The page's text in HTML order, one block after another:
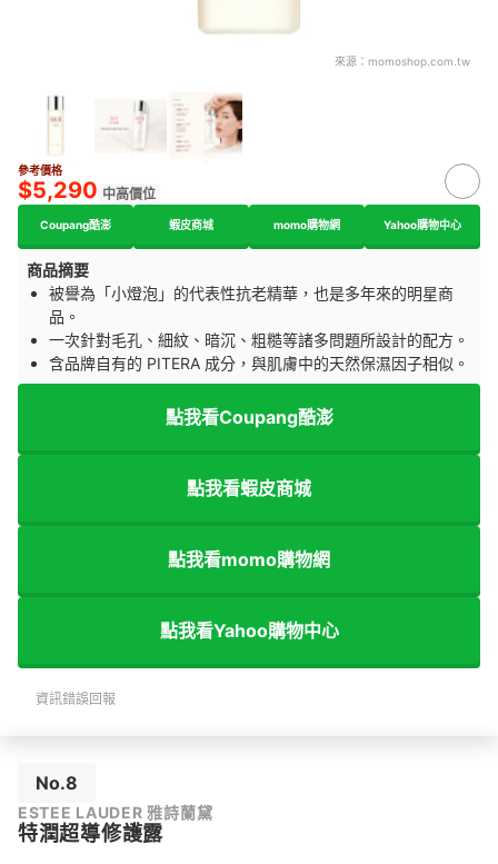
來源： momoshop.com.tw
參考價格
$5,290 中高價位
Coupang酷澎 蝦皮商城 momo購物網 Yahoo購物中心
商品摘要
被譽為「小燈泡」的代表性抗老精華，也是多年來的明星商
品。
一次針對毛孔、細紋、暗沉、粗糙等諸多問題所設計的配方。
含品牌自有的 PITERA 成分，與肌膚中的天然保濕因子相似。
點我看Coupang酷澎
點我看蝦皮商城
點我看momo購物網
點我看Yahoo購物中心
資訊錯誤回報
No.8
ESTEE LAUDER 雅詩蘭黛
特潤超導修護露